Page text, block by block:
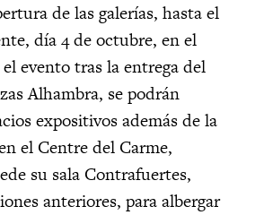
de las galerías, hasta el
día 4 de octubre, en el
evento tras la entrega del
Alhambra, se podrán
expositivos además de la
el Centre del Carme,
su sala Contrafuertes,
anteriores, para albergar